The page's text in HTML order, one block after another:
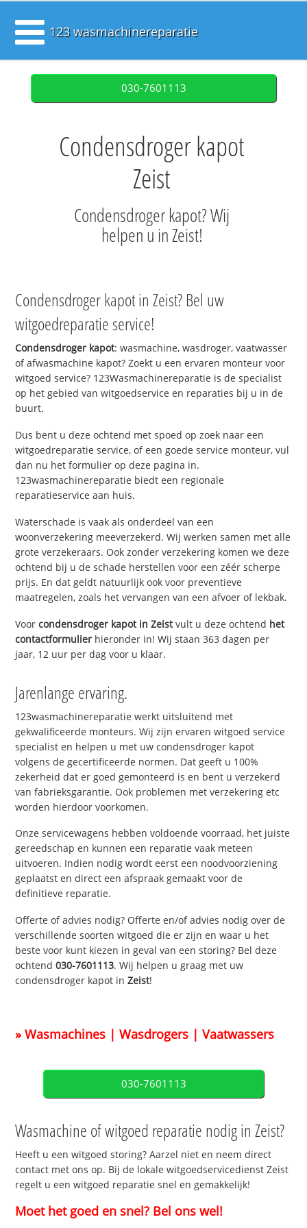
123 wasmachinereparatie
030-7601113
Condensdroger kapot
Zeist
Condensdroger kapot? Wij
helpen u in Zeist!
Condensdroger kapot in Zeist? Bel uw
witgoedreparatie service!
Condensdroger kapot: wasmachine, wasdroger, vaatwasser
of afwasmachine kapot? Zoekt u een ervaren monteur voor
witgoed service? 123Wasmachinereparatie is de specialist
op het gebied van witgoedservice en reparaties bij u in de
buurt.
Dus bent u deze ochtend met spoed op zoek naar een
witgoedreparatie service, of een goede service monteur, vul
dan nu het formulier op deze pagina in.
123wasmachinereparatie biedt een regionale
reparatieservice aan huis.
Waterschade is vaak als onderdeel van een
woonverzekering meeverzekerd. Wij werken samen met alle
grote verzekeraars. Ook zonder verzekering komen we deze
ochtend bij u de schade herstellen voor een zéér scherpe
prijs. En dat geldt natuurlijk ook voor preventieve
maatregelen, zoals het vervangen van een afvoer of lekbak.
Voorcondensdroger kapot in Zeistvult u deze ochtend het
contactformulier hieronder in! Wij staan 363 dagen per
jaar, 12 uur per dag voor u klaar.
Jarenlange ervaring.
123wasmachinereparatie werkt uitsluitend met
gekwalificeerde monteurs. Wij zijn ervaren witgoed service
specialist en helpen u met uw condensdroger kapot
volgens de gecertificeerde normen. Dat geeft u 100%
zekerheid dat er goed gemonteerd is en bent u verzekerd
van fabrieksgarantie. Ook problemen met verzekering etc
worden hierdoor voorkomen.
Onze servicewagens hebben voldoende voorraad, het juiste
gereedschap en kunnen een reparatie vaak meteen
uitvoeren. Indien nodig wordt eerst een noodvoorziening
geplaatst en direct een afspraak gemaakt voor de
definitieve reparatie.
Offerte of advies nodig? Offerte en/of advies nodig over de
verschillende soorten witgoed die er zijn en waar u het
beste voor kunt kiezen in geval van een storing? Bel deze
ochtend030-7601113. Wij helpen u graag met uw
condensdroger kapot inZeist!
» Wasmachines | Wasdrogers | Vaatwassers
030-7601113
Wasmachine of witgoed reparatie nodig in Zeist?
Heeft u een witgoed storing? Aarzel niet en neem direct
contact met ons op. Bij de lokale witgoedservicedienst Zeist
regelt u een witgoed reparatie snel en gemakkelijk!
Moet het goed en snel? Bel ons wel!